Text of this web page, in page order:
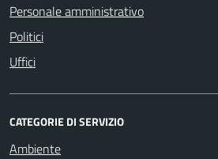
Personale amministrativo
Politici
Uffici
CATEGORIE DI SERVIZIO
Ambiente